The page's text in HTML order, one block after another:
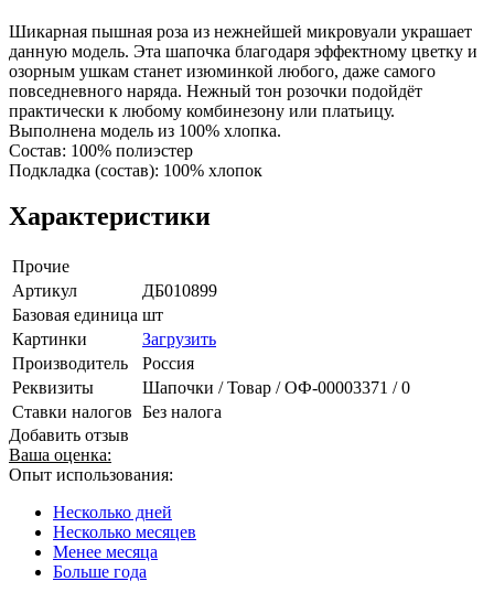
Шикарная пышная роза из нежнейшей микровуали украшает
данную модель. Эта шапочка благодаря эффектному цветку и
озорным ушкам станет изюминкой любого, даже самого
повседневного наряда. Нежный тон розочки подойдёт
практически к любому комбинезону или платьицу.
Выполнена модель из 100% хлопка.
Состав: 100% полиэстер
Подкладка (состав): 100% хлопок
Характеристики
Прочие
Артикул
ДБ010899
Базовая единица шт
Картинки
Загрузить
Производитель
Россия
Реквизиты
Шапочки / Товар / ОФ-00003371 / 0
Ставки налогов Без налога
Добавить отзыв
Ваша оценка:
Опыт использования:
Несколько дней
Несколько месяцев
Менее месяца
Больше года